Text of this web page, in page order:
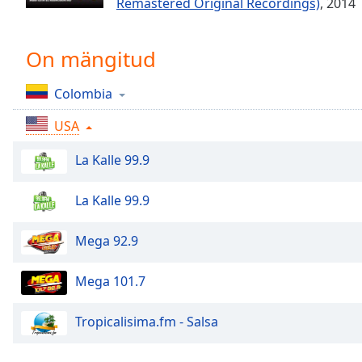
Chapters
Descriptions
descriptions
off,
selected
Subtitles
subtitles
settings
opens
subtitles
dialog
off,
selected
On mängitud
Colombia
USA
La Kalle 99.9
La Kalle 99.9
Mega 92.9
Mega 101.7
Tropicalisima.fm - Salsa